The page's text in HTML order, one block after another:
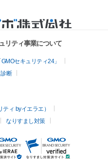
リティ事業について
セキュリティ24」
断
ィ byイエラエ）
なりすまし対策